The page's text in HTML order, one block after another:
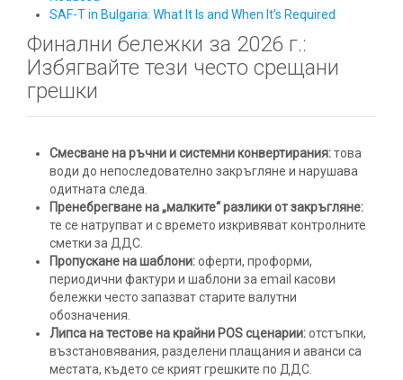
SAF-T in Bulgaria: What It Is and When It’s Required
Финални бележки за 2026 г.:
Избягвайте тези често срещани
грешки
Смесване на ръчни и системни конвертирания:това
води до непоследователно закръгляне и нарушава
одитната следа.
Пренебрегване на „малките“ разлики от закръгляне:
те се натрупват и с времето изкривяват контролните
сметки за ДДС.
Пропускане на шаблони:оферти, проформи,
периодични фактури и шаблони за email касови
бележки често запазват старите валутни
обозначения.
Липса на тестове на крайни POS сценарии:отстъпки,
възстановявания, разделени плащания и аванси са
местата, където се крият грешките по ДДС.